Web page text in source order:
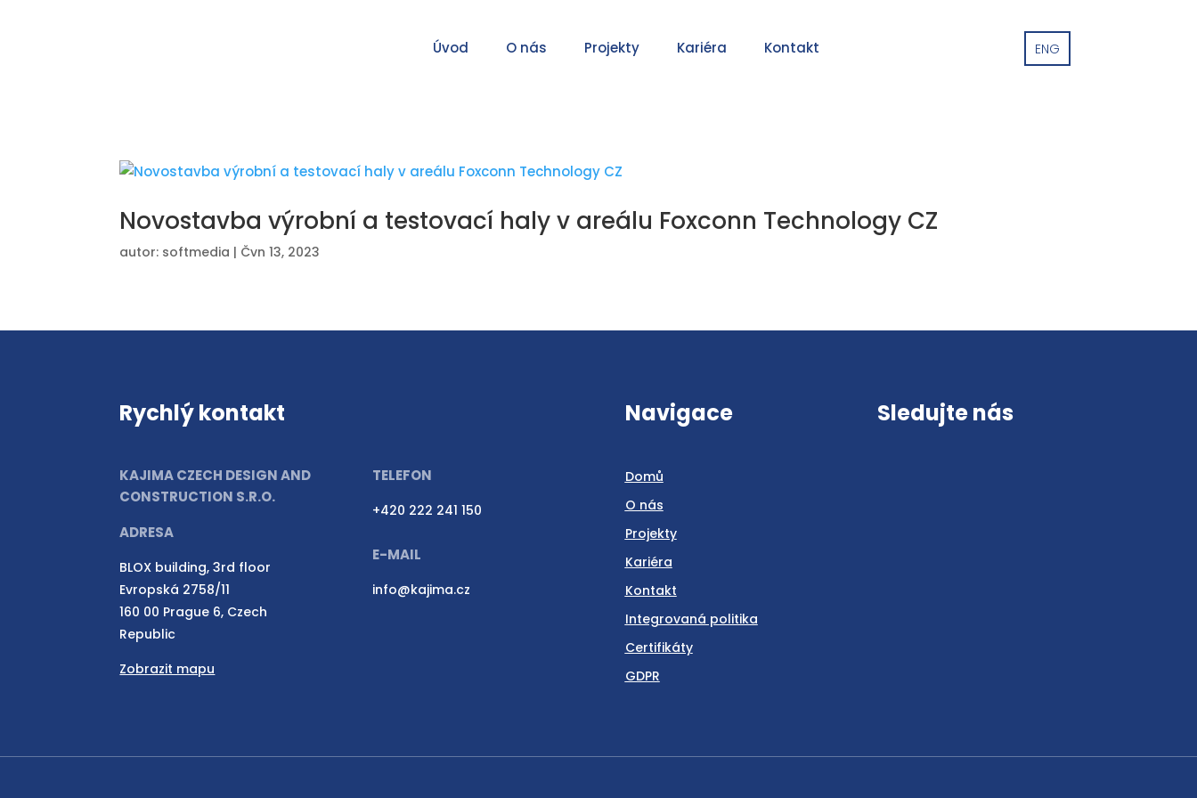
Úvod O nás Projekty Kariéra Kontakt ENG
Novostavba výrobní a testovací haly v areálu Foxconn Technology CZ
autor: softmedia | Čvn 13, 2023
Rychlý kontakt
KAJIMA CZECH DESIGN AND
CONSTRUCTION S.R.O.
ADRESA
BLOX building, 3rd floor
Evropská 2758/11
160 00 Prague 6, Czech
Republic
Zobrazit mapu
TELEFON
+420 222 241 150
E-MAIL
info@kajima.cz
Navigace
Domů
O nás
Projekty
Kariéra
Kontakt
Integrovaná politika
Certifikáty
GDPR
Sledujte nás